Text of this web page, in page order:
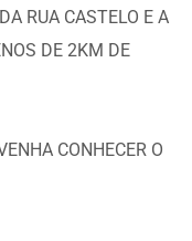
RUA CASTELO E A
DE 2KM DE
CONHECER O